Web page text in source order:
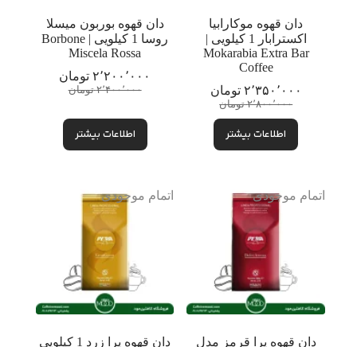
دان قهوه موکارابیا
اکسترابار 1 کیلویی |
Mokarabia Extra Bar
Coffee
۲٬۸۰۰٬۰۰۰ تومان
قیمت
اصلی:
بود.
۲٬۳۵۰٬۰۰۰ تومان
قیمت
فعلی:
۲٬۳۵۰٬۰۰۰ تومان.
اطلاعات بیشتر
دان قهوه بوربون میسلا
روسا 1 کیلویی | Borbone
Miscela Rossa
۲٬۴۰۰٬۰۰۰ تومان
قیمت
بود.
۲٬۲۰۰٬۰۰۰ تومان
قیمت
۲٬۲۰۰٬۰۰۰ تومان.
اطلاعات بیشتر
اتمام موجودی
دان قهوه پرا قرمز مدل
اتمام موجودی
دان قهوه پرا زرد 1 کیلویی